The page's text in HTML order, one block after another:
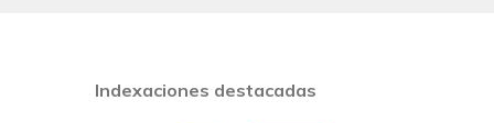
Indexaciones destacadas